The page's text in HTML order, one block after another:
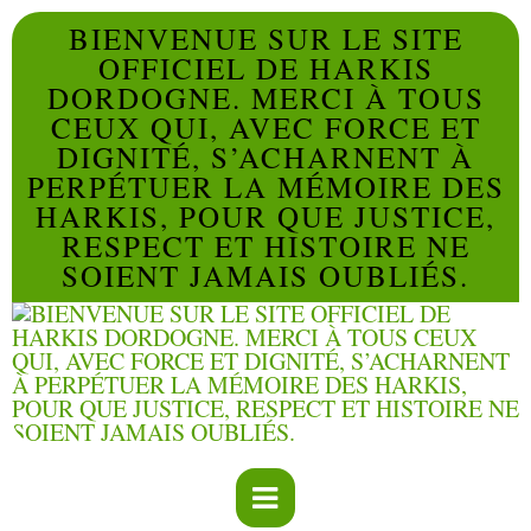
BIENVENUE SUR LE SITE
OFFICIEL DE HARKIS
DORDOGNE. MERCI À TOUS
CEUX QUI, AVEC FORCE ET
DIGNITÉ, S’ACHARNENT À
PERPÉTUER LA MÉMOIRE DES
HARKIS, POUR QUE JUSTICE,
RESPECT ET HISTOIRE NE
SOIENT JAMAIS OUBLIÉS.